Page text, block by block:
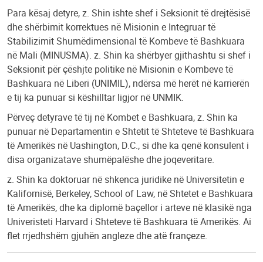
Para kësaj detyre, z. Shin ishte shef i Seksionit të drejtësisë
dhe shërbimit korrektues në Misionin e Integruar të
Stabilizimit Shumëdimensional të Kombeve të Bashkuara
në Mali (MINUSMA). z. Shin ka shërbyer gjithashtu si shef i
Seksionit për çëshjte politike në Misionin e Kombeve të
Bashkuara në Liberi (UNIMIL), ndërsa më herët në karrierën
e tij ka punuar si këshilltar ligjor në UNMIK.
Përveç detyrave të tij në Kombet e Bashkuara, z. Shin ka
punuar në Departamentin e Shtetit të Shteteve të Bashkuara
të Amerikës në Uashington, D.C., si dhe ka qenë konsulent i
disa organizatave shumëpalëshe dhe joqeveritare.
z. Shin ka doktoruar në shkenca juridike në Universitetin e
Kalifornisë, Berkeley, School of Law, në Shtetet e Bashkuara
të Amerikës, dhe ka diplomë baçellor i arteve në klasikë nga
Univeristeti Harvard i Shteteve të Bashkuara të Amerikës. Ai
flet rrjedhshëm gjuhën angleze dhe atë françeze.